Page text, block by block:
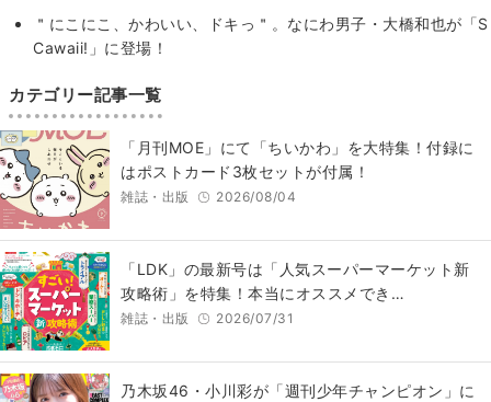
＂にこにこ、かわいい、ドキっ＂。なにわ男子・大橋和也が「S
Cawaii!」に登場！
カテゴリー記事一覧
「月刊MOE」にて「ちいかわ」を大特集！付録に
はポストカード3枚セットが付属！
雑誌・出版 2026/08/04
「LDK」の最新号は「人気スーパーマーケット新
攻略術」を特集！本当にオススメでき…
雑誌・出版 2026/07/31
乃木坂46・小川彩が「週刊少年チャンピオン」に